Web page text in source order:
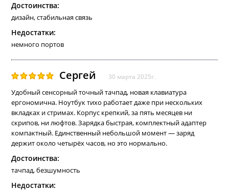
Достоинства:
дизайн, стабильная связь
Недостатки:
немного портов
Сергей 30 марта 2025г.
Удобный сенсорный точный тачпад, новая клавиатура
ергономична. Ноутбук тихо работает даже при нескольких
вкладках и стримах. Корпус крепкий, за пять месяцев ни
скрипов, ни люфтов. Зарядка быстрая, комплектный адаптер
компактный. Единственный небольшой момент — заряд
держит около четырёх часов, но это нормально.
Достоинства:
тачпад, безшумность
Недостатки: